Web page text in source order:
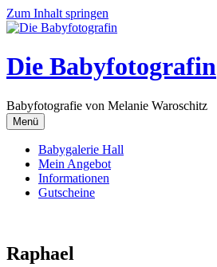
Zum Inhalt springen
Die Babyfotografin
Babyfotografie von Melanie Waroschitz
Menü
Babygalerie Hall
Mein Angebot
Informationen
Gutscheine
Raphael